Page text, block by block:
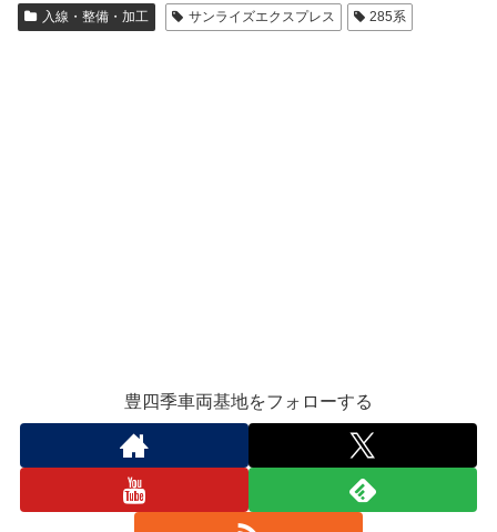
入線・整備・加工 サンライズエクスプレス 285系
豊四季車両基地をフォローする